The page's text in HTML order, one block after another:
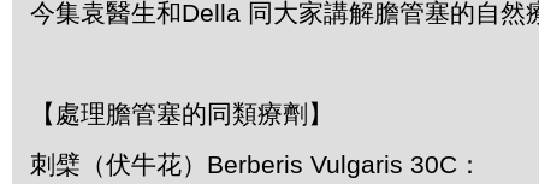
今集袁醫生和Della 同大家講解膽管塞的自然
【處理膽管塞的同類療劑】
刺檗（伏牛花）Berberis Vulgaris 30C：